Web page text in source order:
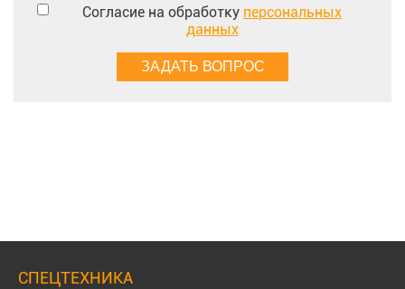
Согласие на обработку персональных
данных
СПЕЦТЕХНИКА